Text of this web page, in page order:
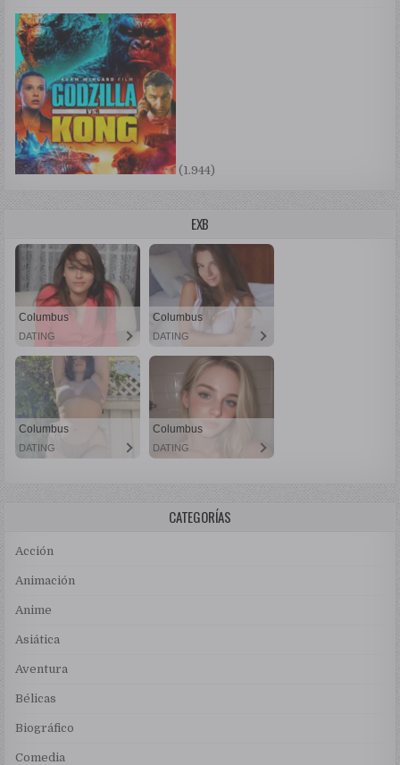
(1.944)
EXB
CATEGORÍAS
Acción
Animación
Anime
Asiática
Aventura
Bélicas
Biográfico
Comedia